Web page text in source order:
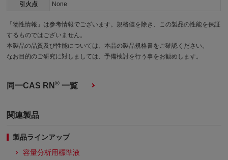
引火点
None
「物性情報」は参考情報でございます。規格値を除き、この製品の性能を保証
するものではございません。
本製品の品質及び性能については、本品の製品規格書をご確認ください。
なお目的のご研究に対しましては、予備検討を行う事をお勧めします。
同一CAS RN® 一覧
関連製品
製品ラインアップ
容量分析用標準液